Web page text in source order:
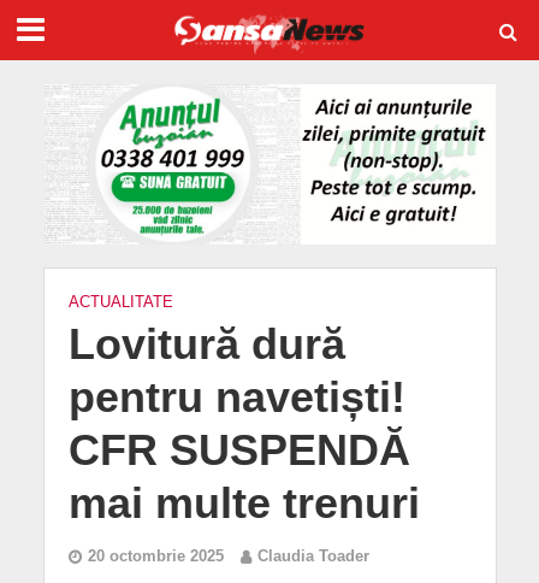
ACTUALITATE
Lovitură dură
pentru navetiști!
CFR SUSPENDĂ
mai multe trenuri
20 octombrie 2025
Claudia Toader